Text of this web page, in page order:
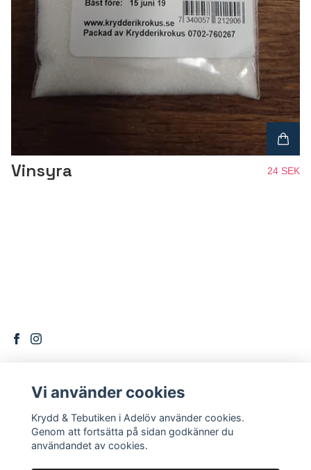
Vinsyra 24 SEK
DITT KONTO
Logga in
Vi använder cookies
Krydd & Tebutiken i Adelöv använder cookies.
Genom att fortsätta på sidan godkänner du
användandet av cookies.